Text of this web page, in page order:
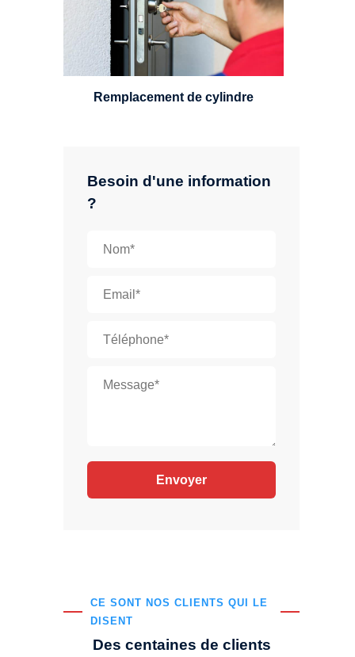
Besoin d'une information
?
CE SONT NOS CLIENTS QUI LE
DISENT
Des centaines de clients
standard, à 5 leviers ou à 3
leviers, Mul-T-Lock ou encore
multipoints.
Remplacement de cylindre